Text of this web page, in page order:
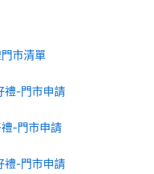
市清單
禮-門市申請
-門市申請
禮-門市申請